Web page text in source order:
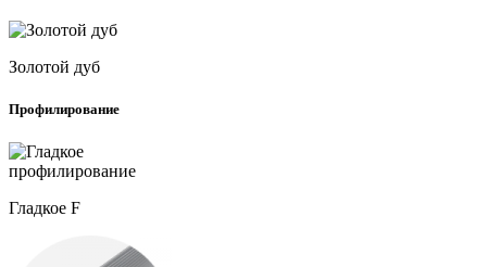
Золотой дуб
Профилирование
Гладкое F